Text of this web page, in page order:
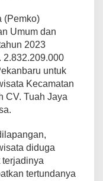
(Pemko)
Umum dan
2023
2.832.209.000
untuk
Kecamatan
CV. Tuah Jaya
diduga
tertundanya